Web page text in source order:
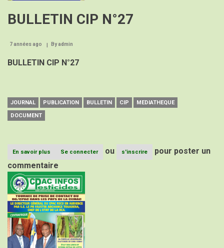
BULLETIN CIP N°27
7 années ago Byadmin
BULLETIN CIP N°27
JOURNAL PUBLICATION BULLETIN CIP
MEDIATHEQUE
DOCUMENT
En savoir plus
BULLETIN
CIP
N°27
Se connecter ou s'inscrire
pour poster un
commentaire
Image